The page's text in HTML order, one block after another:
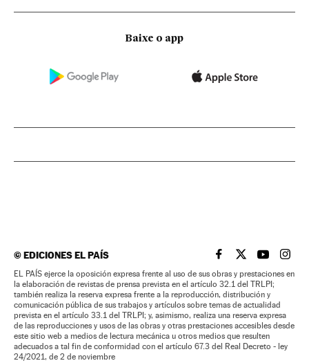
Baixe o app
©EDICIONES EL PAÍS EL PAÍS BRASIL EN
EL PAÍSEL PAÍS
EL
EL PAÍS ejerce la oposición expresa frente al uso de sus obras y prestaciones en
la elaboración de revistas de prensa prevista en el artículo 32.1 del TRLPI;
también realiza la reserva expresa frente a la reproducción, distribución y
comunicación pública de sus trabajos y artículos sobre temas de actualidad
prevista en el artículo 33.1 del TRLPI; y, asimismo, realiza una reserva expresa
de las reproducciones y usos de las obras y otras prestaciones accesibles desde
este sitio web a medios de lectura mecánica u otros medios que resulten
adecuados a tal fin de conformidad con el artículo 67.3 del Real Decreto - ley
24/2021, de 2 de noviembre